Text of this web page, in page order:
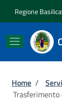
Regione
Home /